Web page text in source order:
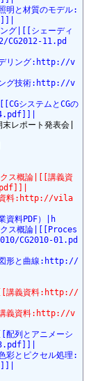
と材質のモデル:
グ|[[シェーディ
11.pd
デリング:http://v
ング技術:http://v
システムとCGの
ポート発表会|
ス概論|[[講義資
資料:http://vila
資料PDF）|h
クス概論|[[Proces
CG2010-01.pd
形と曲線:http://
|[[講義資料:http://
講義資料:http://v
列とアニメーシ
とピクセル処理: